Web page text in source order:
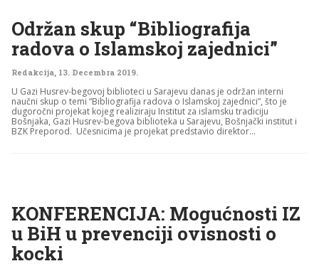
Održan skup “Bibliografija
radova o Islamskoj zajednici”
Redakcija 13. Decembra 2019.
U Gazi Husrev-begovoj biblioteci u Sarajevu danas je održan interni
naučni skup o temi “Bibliografija radova o Islamskoj zajednici”, što je
dugoročni projekat kojeg realiziraju Institut za islamsku tradiciju
Bošnjaka, Gazi Husrev-begova biblioteka u Sarajevu, Bošnjački institut i
BZK Preporod. Učesnicima je projekat predstavio direktor...
KONFERENCIJA: Mogućnosti IZ
u BiH u prevenciji ovisnosti o
kocki